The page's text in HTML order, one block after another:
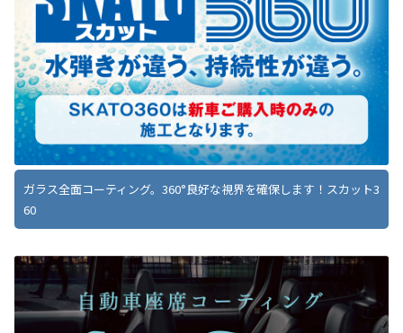
ガラス全面コーティング。360°良好な視界を確保します！スカット3
60